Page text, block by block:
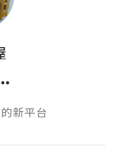
新平台